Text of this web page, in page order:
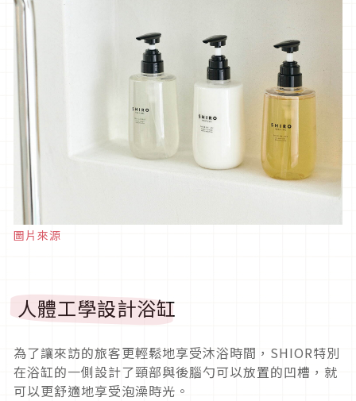
圖片來源
人體工學設計浴缸
為了讓來訪的旅客更輕鬆地享受沐浴時間，SHIOR特別
在浴缸的一側設計了頸部與後腦勺可以放置的凹槽，就
可以更舒適地享受泡澡時光。